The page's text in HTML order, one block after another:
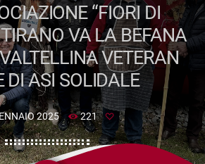
“FIORI DI
TIRANO VA LA BEFANA
VETERAN
DI ASI SOLIDALE
2025 221